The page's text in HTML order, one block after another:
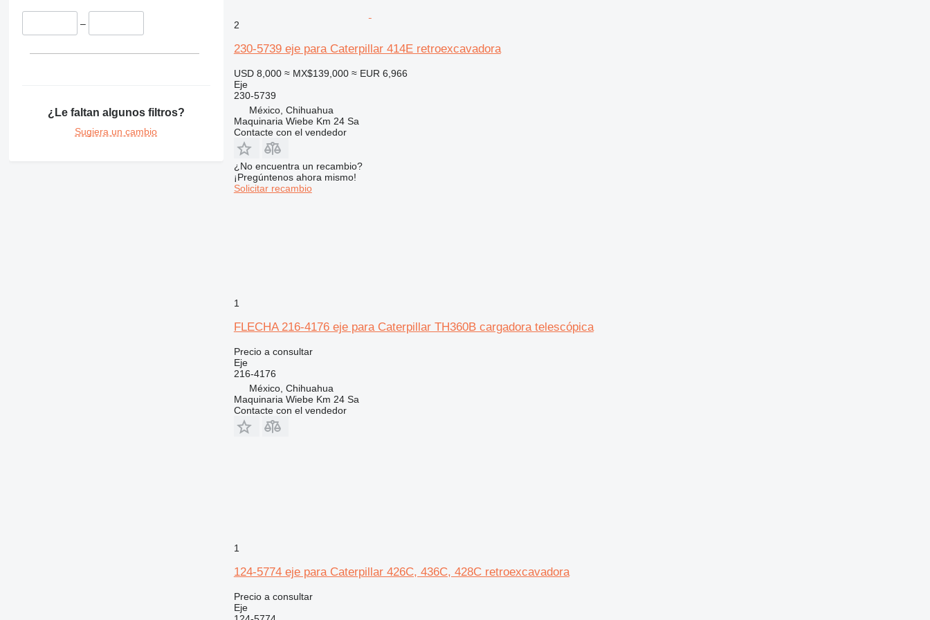
–
¿Le faltan algunos filtros?
Sugiera un cambio
2
230-5739 eje para Caterpillar 414E retroexcavadora
USD 8,000 ≈ MX$139,000 ≈ EUR 6,966
Eje
230-5739
México, Chihuahua
Maquinaria Wiebe Km 24 Sa
Contacte con el vendedor
¿No encuentra un recambio?
¡Pregúntenos ahora mismo!
Solicitar recambio
1
FLECHA 216-4176 eje para Caterpillar TH360B cargadora telescópica
Precio a consultar
Eje
216-4176
México, Chihuahua
Maquinaria Wiebe Km 24 Sa
Contacte con el vendedor
1
124-5774 eje para Caterpillar 426C, 436C, 428C retroexcavadora
Precio a consultar
Eje